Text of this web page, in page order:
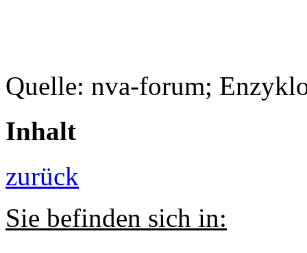
Quelle: nva-forum;
Inhalt
zurück
Sie befinden sich in: